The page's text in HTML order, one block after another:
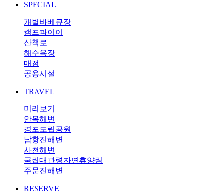
SPECIAL
개별바베큐장
캠프파이어
산책로
해수욕장
매점
공용시설
TRAVEL
미리보기
안목해변
경포도립공원
남항진해변
사천해변
국립대관령자연휴양림
주문진해변
RESERVE